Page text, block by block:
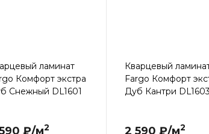
ламинат
Комфорт экстра
Снежный DL1601
₽/м2
Кварцевый
Fargo Комфорт
Дуб Кантри DL1603
2 590 ₽/м2